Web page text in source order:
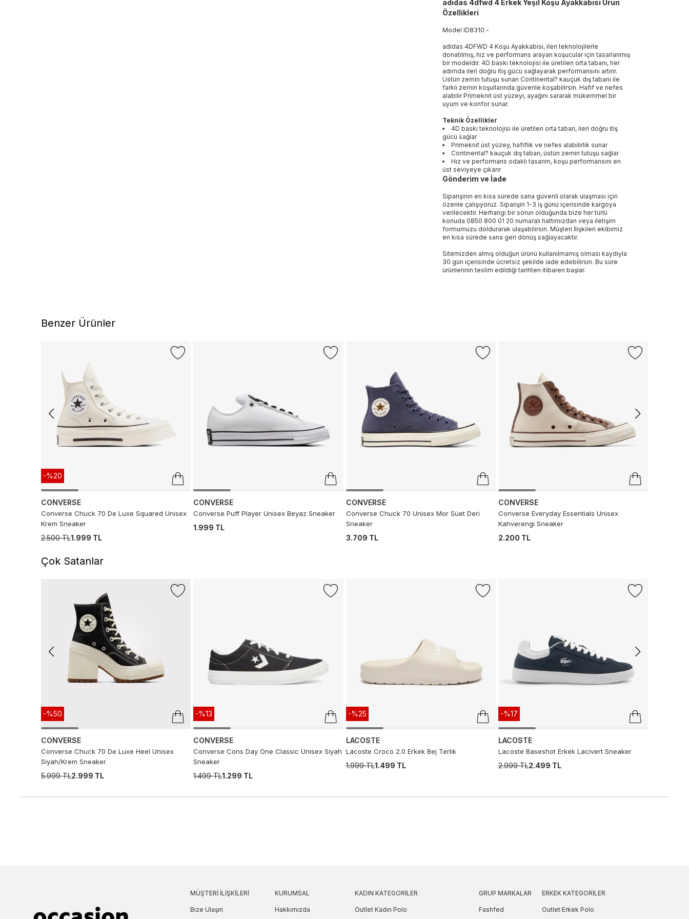
adidas 4dfwd 4 Erkek Yeşil Koşu Ayakkabısı Ürün
Özellikleri
ModelID8310.-
adidas 4DFWD 4 Koşu Ayakkabısı, ileri teknolojilerle
donatılmış, hız ve performans arayan koşucular için tasarlanmış
bir modeldir. 4D baskı teknolojisi ile üretilen orta tabanı, her
adımda ileri doğru itiş gücü sağlayarak performansını artırır.
Üstün zemin tutuşu sunan Continental? kauçuk dış tabanı ile
farklı zemin koşullarında güvenle koşabilirsin. Hafif ve nefes
alabilir Primeknit üst yüzeyi, ayağını sararak mükemmel bir
uyum ve konfor sunar.
Teknik Özellikler
4D baskı teknolojisi ile üretilen orta taban, ileri doğru itiş
gücü sağlar
Primeknit üst yüzey, hafiflik ve nefes alabilirlik sunar
Continental? kauçuk dış taban, üstün zemin tutuşu sağlar
Hız ve performans odaklı tasarım, koşu performansını en
üst seviyeye çıkarır
Gönderim ve İade
Siparişinin en kısa sürede sana güvenli olarak ulaşması için
özenle çalışıyoruz. Siparişin 1-3 iş günü içerisinde kargoya
verilecektir. Herhangi bir sorun olduğunda bize her türlü
konuda 0850 800 01 20 numaralı hattımızdan veya iletişim
formumuzu doldurarak ulaşabilirsin. Müşteri İlişkileri ekibimiz
en kısa sürede sana geri dönüş sağlayacaktır.
Sitemizden almış olduğun ürünü kullanılmamış olması kaydıyla
30 gün içerisinde ücretsiz şekilde iade edebilirsin. Bu süre
ürünlerinin teslim edildiği tarihten itibaren başlar.
Benzer Ürünler
-%20
CONVERSE
Converse Chuck 70 De Luxe Squared Unisex
Krem Sneaker
2.500 TL1.999 TL
CONVERSE
Converse Puff Player Unisex Beyaz Sneaker
1.999 TL
CONVERSE
Converse Chuck 70 Unisex Mor Süet Deri
Sneaker
3.709 TL
CONVERSE
Converse Everyday Essentials Unisex
Kahverengi Sneaker
2.200 TL
Çok Satanlar
-%50
CONVERSE
Converse Chuck 70 De Luxe Heel Unisex
Siyah/Krem Sneaker
5.999 TL2.999 TL
-%13
CONVERSE
Converse Cons Day One Classic Unisex Siyah
Sneaker
1.499 TL1.299 TL
-%25
LACOSTE
Lacoste Croco 2.0 Erkek Bej Terlik
1.999 TL1.499 TL
-%17
LACOSTE
Lacoste Baseshot Erkek Lacivert Sneaker
2.999 TL2.499 TL
MÜŞTERI İLIŞKILERI
Bize Ulaşın
KURUMSAL
Hakkımızda
KADIN KATEGORILER
Outlet Kadın Polo
GRUP MARKALAR
Fashfed
ERKEK KATEGORILER
Outlet Erkek Polo